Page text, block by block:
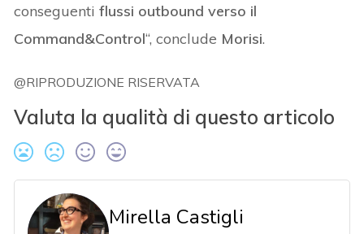
conseguentiflussi outbound verso il
Command&Control“, conclude Morisi.
@RIPRODUZIONE RISERVATA
Valuta la qualità di questo articolo
Mirella Castigli